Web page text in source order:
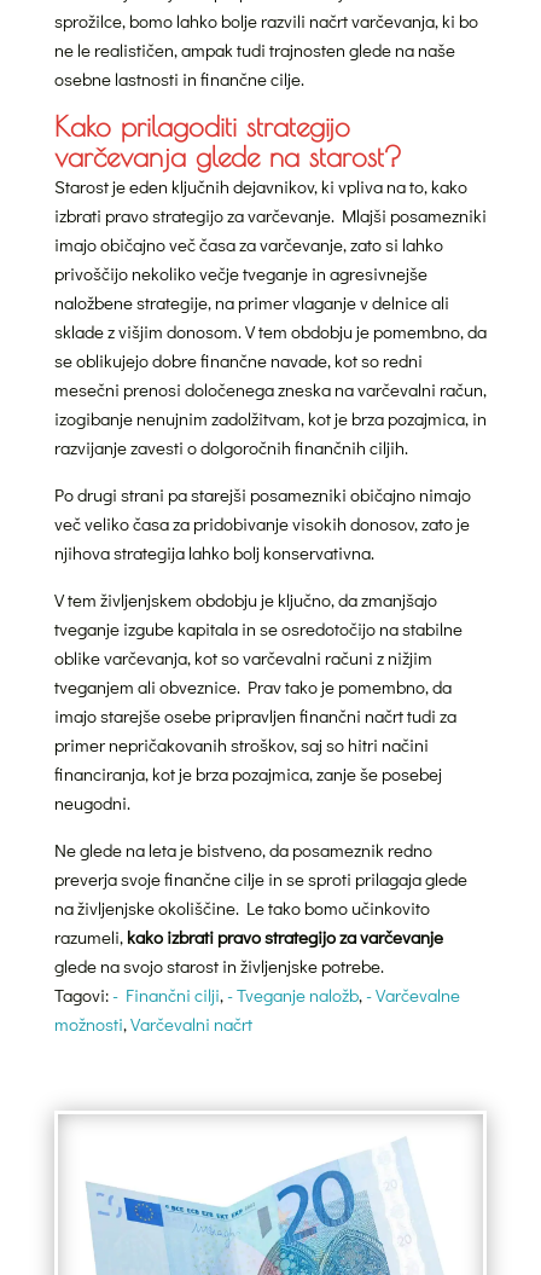
sprožilce, bomo lahko bolje razvili načrt varčevanja, ki bo
ne le realističen, ampak tudi trajnosten glede na naše
osebne lastnosti in finančne cilje.
Kako prilagoditi strategijo
varčevanja glede na starost?
Starost je eden ključnih dejavnikov, ki vpliva na to, kako
izbrati pravo strategijo za varčevanje. Mlajši posamezniki
imajo običajno več časa za varčevanje, zato si lahko
privoščijo nekoliko večje tveganje in agresivnejše
naložbene strategije, na primer vlaganje v delnice ali
sklade z višjim donosom. V tem obdobju je pomembno, da
se oblikujejo dobre finančne navade, kot so redni
mesečni prenosi določenega zneska na varčevalni račun,
izogibanje nenujnim zadolžitvam, kot je brza pozajmica, in
razvijanje zavesti o dolgoročnih finančnih ciljih.
Po drugi strani pa starejši posamezniki običajno nimajo
več veliko časa za pridobivanje visokih donosov, zato je
njihova strategija lahko bolj konservativna.
V tem življenjskem obdobju je ključno, da zmanjšajo
tveganje izgube kapitala in se osredotočijo na stabilne
oblike varčevanja, kot so varčevalni računi z nižjim
tveganjem ali obveznice. Prav tako je pomembno, da
imajo starejše osebe pripravljen finančni načrt tudi za
primer nepričakovanih stroškov, saj so hitri načini
financiranja, kot je brza pozajmica, zanje še posebej
neugodni.
Ne glede na leta je bistveno, da posameznik redno
preverja svoje finančne cilje in se sproti prilagaja glede
na življenjske okoliščine. Le tako bomo učinkovito
razumeli, kako izbrati pravo strategijo za varčevanje
glede na svojo starost in življenjske potrebe.
Tagovi:- Finančni cilji,- Tveganje naložb,- Varčevalne
možnosti,Varčevalni načrt